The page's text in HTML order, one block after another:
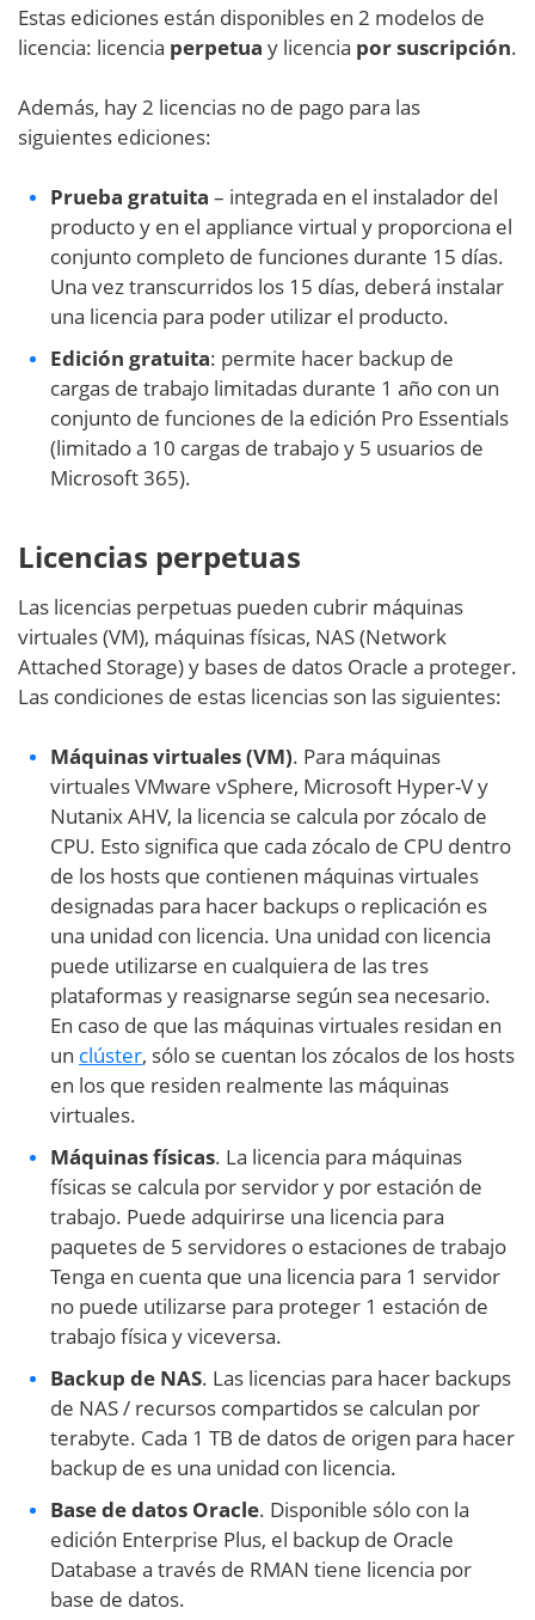
Estas ediciones están disponibles en 2 modelos de
licencia: licencia perpetua y licencia por suscripción.
Además, hay 2 licencias no de pago para las
siguientes ediciones:
Prueba gratuita – integrada en el instalador del
producto y en el appliance virtual y proporciona el
conjunto completo de funciones durante 15 días.
Una vez transcurridos los 15 días, deberá instalar
una licencia para poder utilizar el producto.
Edición gratuita: permite hacer backup de
cargas de trabajo limitadas durante 1 año con un
conjunto de funciones de la edición Pro Essentials
(limitado a 10 cargas de trabajo y 5 usuarios de
Microsoft 365).
Licencias perpetuas
Las licencias perpetuas pueden cubrir máquinas
virtuales (VM), máquinas físicas, NAS (Network
Attached Storage) y bases de datos Oracle a proteger.
Las condiciones de estas licencias son las siguientes:
Máquinas virtuales (VM). Para máquinas
virtuales VMware vSphere, Microsoft Hyper-V y
Nutanix AHV, la licencia se calcula por zócalo de
CPU. Esto significa que cada zócalo de CPU dentro
de los hosts que contienen máquinas virtuales
designadas para hacer backups o replicación es
una unidad con licencia. Una unidad con licencia
puede utilizarse en cualquiera de las tres
plataformas y reasignarse según sea necesario.
En caso de que las máquinas virtuales residan en
un clúster, sólo se cuentan los zócalos de los hosts
en los que residen realmente las máquinas
virtuales.
Máquinas físicas. La licencia para máquinas
físicas se calcula por servidor y por estación de
trabajo. Puede adquirirse una licencia para
paquetes de 5 servidores o estaciones de trabajo
Tenga en cuenta que una licencia para 1 servidor
no puede utilizarse para proteger 1 estación de
trabajo física y viceversa.
Backup de NAS. Las licencias para hacer backups
de NAS / recursos compartidos se calculan por
terabyte. Cada 1 TB de datos de origen para hacer
backup de es una unidad con licencia.
Base de datos Oracle. Disponible sólo con la
edición Enterprise Plus, el backup de Oracle
Database a través de RMAN tiene licencia por
base de datos.